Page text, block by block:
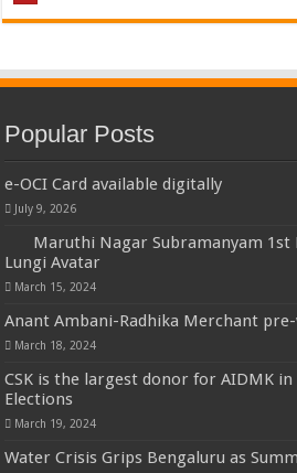
Popular Posts
e-OCI Card available digitally
July 9, 2026
Maruthi Nagar Subramanyam 1st
Lungi Avatar
March 15, 2024
Anant Ambani-Radhika Merchant
March 18, 2024
CSK is the largest donor for AIDMK in
Elections
March 19, 2024
Water Crisis Grips Bengaluru as